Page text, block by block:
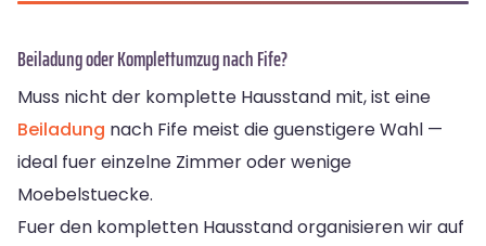
Beiladung oder Komplettumzug nach Fife?
Muss nicht der komplette Hausstand mit, ist eine
Beiladung nach Fife meist die guenstigere Wahl —
ideal fuer einzelne Zimmer oder wenige
Moebelstuecke.
Fuer den kompletten Hausstand organisieren wir auf